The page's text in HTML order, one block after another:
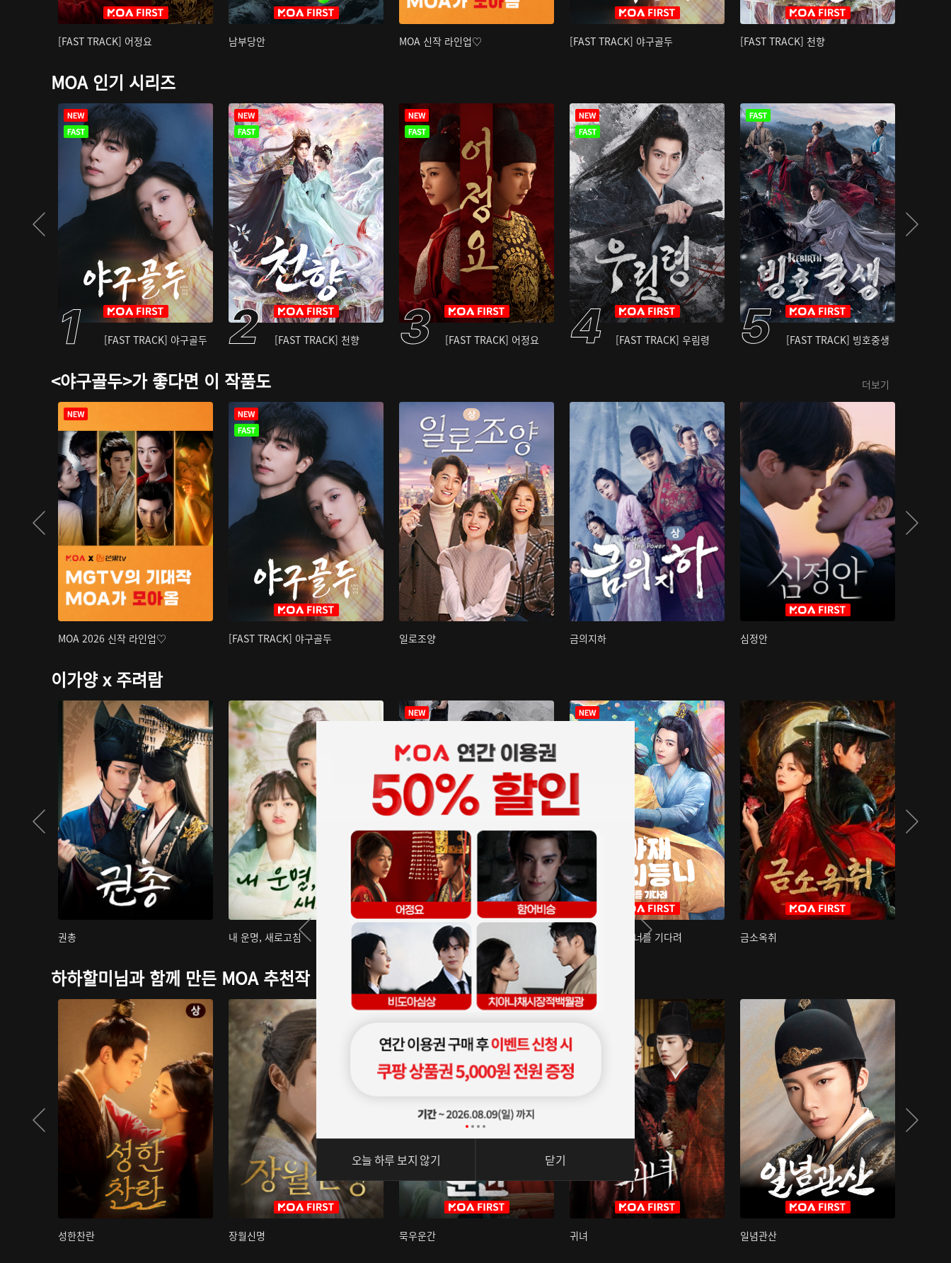
[FAST TRACK] 어정요 남부당안 MOA 신작 라인업♡ [FAST TRACK] 야구골두 [FAST TRACK] 천향
MOA 인기 시리즈
[FAST TRACK] 야구골두 [FAST TRACK] 천향 [FAST TRACK] 어정요 [FAST TRACK] 우림령 [FAST TRACK] 빙호중생
<야구골두>가 좋다면 이 작품도 더보기
MOA 2026 신작 라인업♡ [FAST TRACK] 야구골두 일로조양 금의지하 심정안
이가양 x 주려람
권총 내 운명, 새로고침 아재저리등니 : 너를 기다려 금소옥취
하하할미님과 함께 만든 MOA 추천작
성한찬란 장월신명 묵우운간 귀녀 일념관산
오늘 하루 보지 않기 닫기